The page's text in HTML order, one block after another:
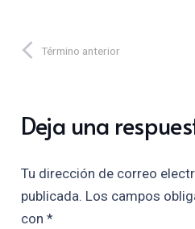
Término anterior
Deja una
Tu dirección de correo
publicada. Los campos
con *